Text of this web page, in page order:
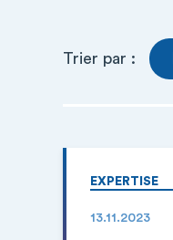
Trier par :
EXPERTISE
13.11.2023